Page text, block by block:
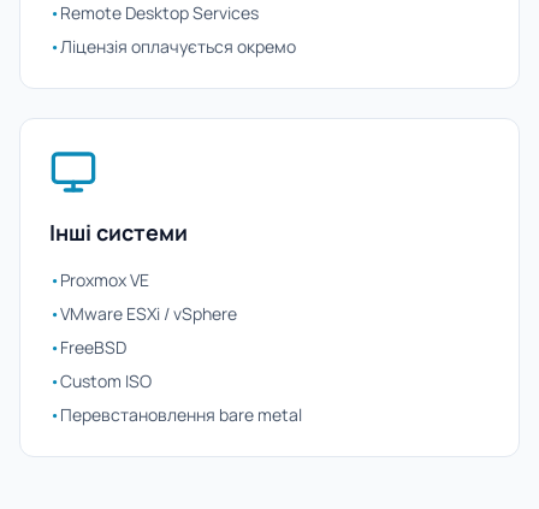
•Remote Desktop Services
•Ліцензія оплачується окремо
Інші системи
•Proxmox VE
•VMware ESXi / vSphere
•FreeBSD
•Custom ISO
•Перевстановлення bare metal